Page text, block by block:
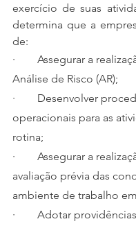
exercício de suas
determina que a
de:
·        Assegurar a
Análise de Risco (AR);
·        Desenvolver
operacionais para as
rotina;
·        Assegurar a
avaliação prévia das
ambiente de trabalho
·        Adotar